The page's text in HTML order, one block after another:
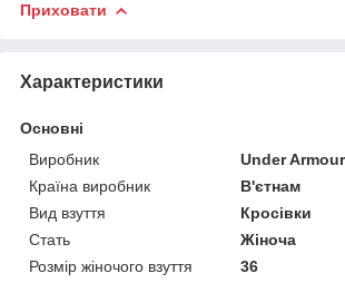
Приховати
Характеристики
Основні
Виробник
Under Armour
Країна виробник
В'єтнам
Вид взуття
Кросівки
Стать
Жіноча
Розмір жіночого взуття
36